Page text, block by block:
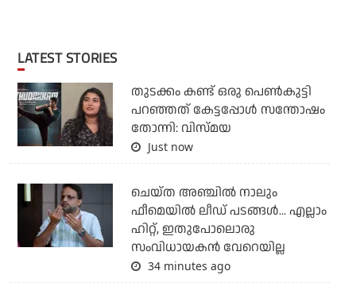
LATEST STORIES
തുടക്കം കണ്ട് ഒരു പെൺകുട്ടി
പറഞ്ഞത് കേട്ടപ്പോൾ സന്തോഷം
തോന്നി: വിസ്മയ
Just now
ചെയ്ത അഞ്ചില്‍ നാലും
ഫീമെയില്‍ ലീഡ് പടങ്ങള്‍... എല്ലാം
ഹിറ്റ്, ഇതുപോലൊരു
സംവിധായകന്‍ വേറെയില്ല
34 minutes ago